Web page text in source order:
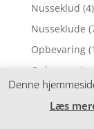
Nusseklud (4)
Nusseklude
Opbevaring
Ophængsringe
Påskepynt
Pedalcykler
Denne
Læs